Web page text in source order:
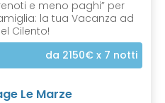
e meno paghi” per
la tua Vacanza ad
Cilento!
da 2150€ x 7 notti
Le Marze